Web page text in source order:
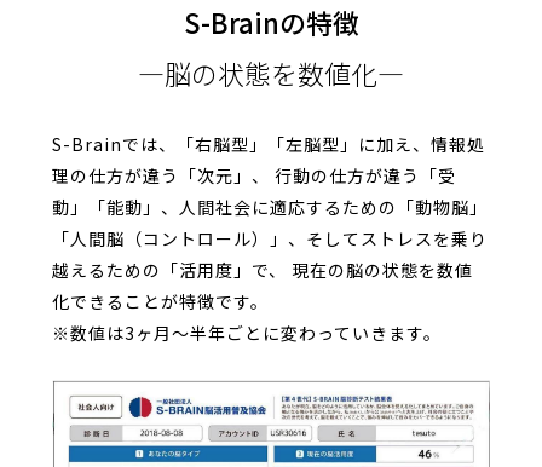
S-Brainの特徴
脳の状態を数値化
S-Brainでは、「右脳型」「左脳型」に加え、情報処
理の仕方が違う「次元」、
行動の仕方が違う「受
動」「能動」、人間社会に適応するための「動物脳」
「人間脳（コントロール）」、そしてストレスを乗り
越えるための「活用度」で、
現在の脳の状態を数値
化できることが特徴です。
※数値は3ヶ月〜半年ごとに変わっていきます。